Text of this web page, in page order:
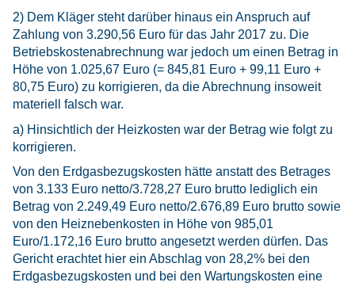
2) Dem Kläger steht darüber hinaus ein Anspruch auf
Zahlung von 3.290,56 Euro für das Jahr 2017 zu. Die
Betriebskostenabrechnung war jedoch um einen Betrag in
Höhe von 1.025,67 Euro (= 845,81 Euro + 99,11 Euro +
80,75 Euro) zu korrigieren, da die Abrechnung insoweit
materiell falsch war.
a) Hinsichtlich der Heizkosten war der Betrag wie folgt zu
korrigieren.
Von den Erdgasbezugskosten hätte anstatt des Betrages
von 3.133 Euro netto/3.728,27 Euro brutto lediglich ein
Betrag von 2.249,49 Euro netto/2.676,89 Euro brutto sowie
von den Heiznebenkosten in Höhe von 985,01
Euro/1.172,16 Euro brutto angesetzt werden dürfen. Das
Gericht erachtet hier ein Abschlag von 28,2% bei den
Erdgasbezugskosten und bei den Wartungskosten eine